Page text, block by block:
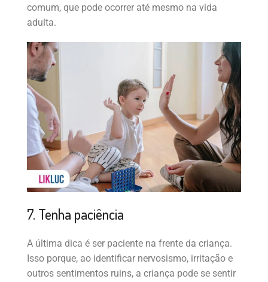
comum, que pode ocorrer até mesmo na vida
adulta.
7. Tenha paciência
A última dica é ser paciente na frente da criança.
Isso porque, ao identificar nervosismo, irritação e
outros sentimentos ruins, a criança pode se sentir